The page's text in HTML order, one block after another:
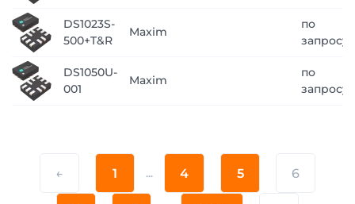
DS1023S-
500+T&R
Maxim
по
запросу
DS1050U-
001
Maxim
по
запросу
← 1 ... 4 5 6